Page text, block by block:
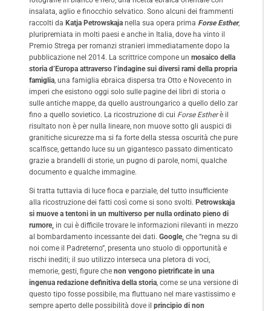
insalata, aglio e finocchio selvatico. Sono alcuni dei frammenti
raccolti da Katja Petrowskaja nella sua opera prima Forse Esther,
pluripremiata in molti paesi e anche in Italia, dove ha vinto il
Premio Strega per romanzi stranieri immediatamente dopo la
pubblicazione nel 2014. La scrittrice compone un mosaico della
storia d’Europa attraverso l’indagine sui diversi rami della propria
famiglia, una famiglia ebraica dispersa tra Otto e Novecento in
imperi che esistono oggi solo sulle pagine dei libri di storia o
sulle antiche mappe, da quello austroungarico a quello dello zar
fino a quello sovietico. La ricostruzione di cui Forse Estherè il
risultato non è per nulla lineare, non muove sotto gli auspici di
granitiche sicurezze ma si fa forte della stessa oscurità che pure
scalfisce, gettando luce su un gigantesco passato dimenticato
grazie a brandelli di storie, un pugno di parole, nomi, qualche
documento e qualche immagine.
Si tratta tuttavia di luce fioca e parziale, del tutto insufficiente
alla ricostruzione dei fatti così come si sono svolti. Petrowskaja
si muove a tentoni in un multiverso per nulla ordinato pieno di
rumore, in cui è difficile trovare le informazioni rilevanti in mezzo
al bombardamento incessante dei dati. Google, che “regna su di
noi come il Padreterno”, presenta uno stuolo di opportunità e
rischi inediti; il suo utilizzo interseca una pletora di voci,
memorie, gesti, figure che non vengono pietrificate in una
ingenua redazione definitiva della storia, come se una versione di
questo tipo fosse possibile, ma fluttuano nel mare vastissimo e
sempre aperto delle possibilità dove il principio di non